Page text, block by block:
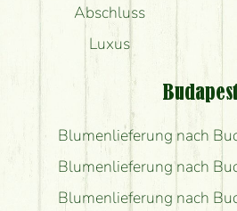
Abschluss
Luxus
Budapest
Blumenlieferung nach
Blumenlieferung nach
Blumenlieferung nach